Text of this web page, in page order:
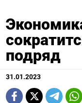
подряд
31.01.2023